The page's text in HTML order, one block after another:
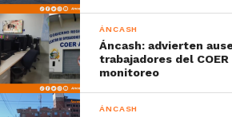
ÁNCASH
Áncash: advierten
trabajadores del
monitoreo
ÁNCASH